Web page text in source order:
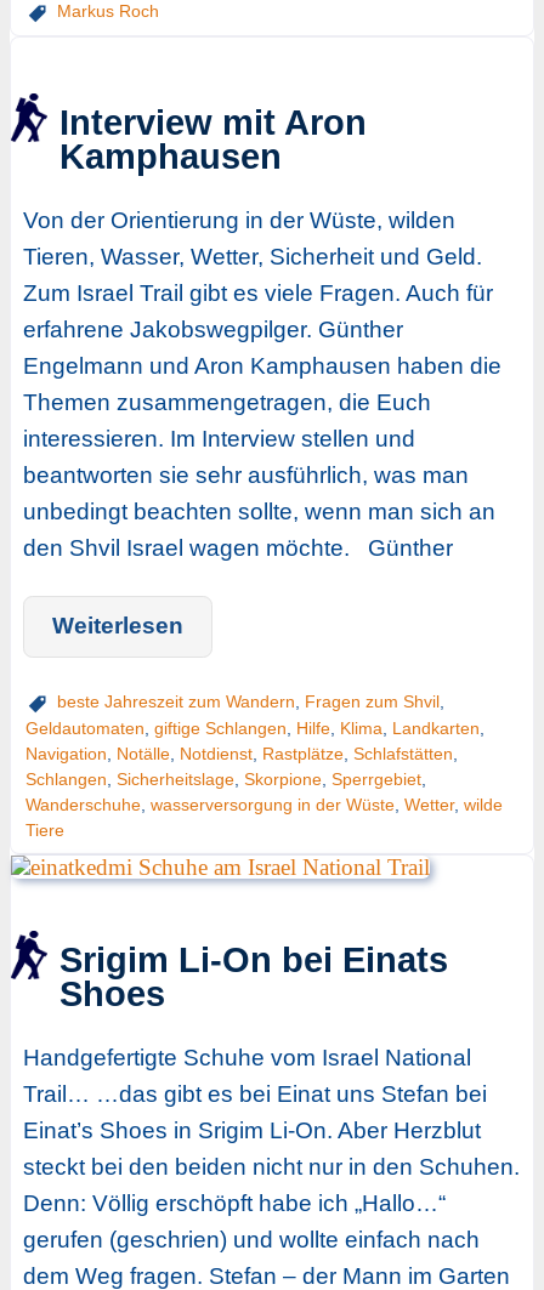
Markus Roch
Interview mit Aron
Kamphausen
Von der Orientierung in der Wüste, wilden
Tieren, Wasser, Wetter, Sicherheit und Geld.
Zum Israel Trail gibt es viele Fragen. Auch für
erfahrene Jakobswegpilger. Günther
Engelmann und Aron Kamphausen haben die
Themen zusammengetragen, die Euch
interessieren. Im Interview stellen und
beantworten sie sehr ausführlich, was man
unbedingt beachten sollte, wenn man sich an
den Shvil Israel wagen möchte. Günther
Weiterlesen
beste Jahreszeit zum Wandern Fragen zum Shvil,
Geldautomaten, giftige Schlangen, Hilfe, Klima, Landkarten,
Navigation, Notälle, Notdienst, Rastplätze, Schlafstätten,
Schlangen, Sicherheitslage, Skorpione, Sperrgebiet,
Wanderschuhe, wasserversorgung in der Wüste, Wetter, wilde
Tiere
Srigim Li-On bei Einats
Shoes
Handgefertigte Schuhe vom Israel National
Trail… …das gibt es bei Einat uns Stefan bei
Einat’s Shoes in Srigim Li-On. Aber Herzblut
steckt bei den beiden nicht nur in den Schuhen.
Denn: Völlig erschöpft habe ich „Hallo…“
gerufen (geschrien) und wollte einfach nach
dem Weg fragen. Stefan – der Mann im Garten